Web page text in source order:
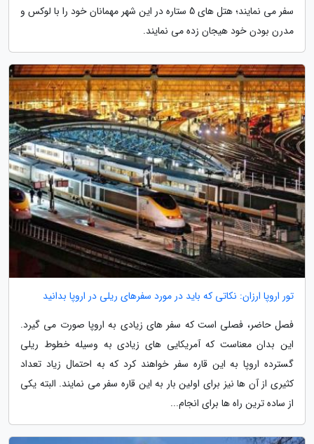
سفر می نمایند؛ هتل های 5 ستاره در این شهر مهمانان خود را با لوکس و
مدرن بودن خود هیجان زده می نمایند.
تور اروپا ارزان: نکاتی که باید در مورد سفرهای ریلی در اروپا بدانید
فصل حاضر، فصلی است که سفر های زیادی به اروپا صورت می گیرد.
این بدان معناست که آمریکایی های زیادی به وسیله خطوط ریلی
گسترده اروپا به این قاره سفر خواهند کرد که به احتمال زیاد تعداد
کثیری از آن ها نیز برای اولین بار به این قاره سفر می نمایند. البته یکی
از ساده ترین راه ها برای انجام...